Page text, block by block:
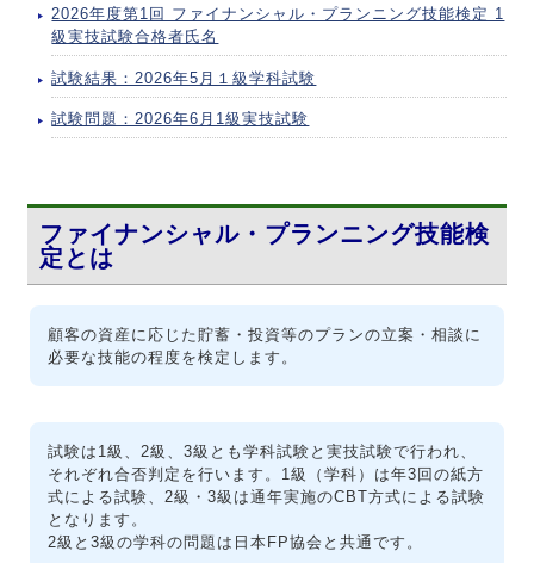
2026年度第1回 ファイナンシャル・プランニング技能検定 1
級実技試験合格者氏名
試験結果：2026年5月１級学科試験
試験問題：2026年6月1級実技試験
ファイナンシャル・プランニング技能検
定とは
顧客の資産に応じた貯蓄・投資等のプランの立案・相談に
必要な技能の程度を検定します。
試験は1級、2級、3級とも学科試験と実技試験で行われ、
それぞれ合否判定を行います。1級（学科）は年3回の紙方
式による試験、2級・3級は通年実施のCBT方式による試験
となります。
2級と3級の学科の問題は日本FP協会と共通です。